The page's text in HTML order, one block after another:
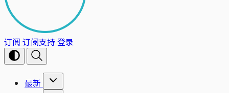
订阅 订阅支持登录
最新